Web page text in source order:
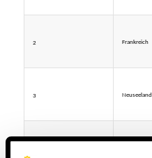
2 Frankreich
3 Neuseeland